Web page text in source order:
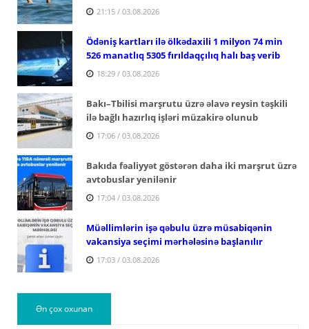
21:15 / 03.08.2026
Ödəniş kartları ilə ölkədaxili 1 milyon 74 min
526 manatlıq 5305 fırıldaqçılıq halı baş verib
18:29 / 03.08.2026
Bakı–Tbilisi marşrutu üzrə əlavə reysin təşkili
ilə bağlı hazırlıq işləri müzakirə olunub
17:06 / 03.08.2026
Bakıda fəaliyyət göstərən daha iki marşrut üzrə
avtobuslar yenilənir
17:04 / 03.08.2026
Müəllimlərin işə qəbulu üzrə müsabiqənin
vakansiya seçimi mərhələsinə başlanılır
17:03 / 03.08.2026
Ən çox oxunan